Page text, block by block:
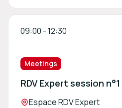
09:00 -12:30
Meetings
RDV Expert session n°1
Location:
Espace RDV Expert